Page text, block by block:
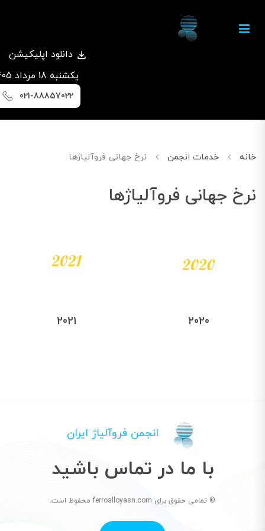
دانلود اپلیکیشن
يكشنبه 18 مرداد 1405
021-88857022
خانه خدمات انجمن نرخ جهانی فروآلیاژها
نرخ جهانی فروآلیاژها
2020
2021
انجمن فروآلیاژ ایران
با ما در تماس باشید
© تمامی حقوق برای ferroalloyasn.com محفوظ است.